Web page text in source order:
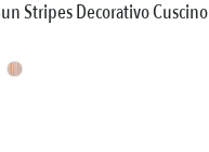
Stripes Decorativo Cuscino